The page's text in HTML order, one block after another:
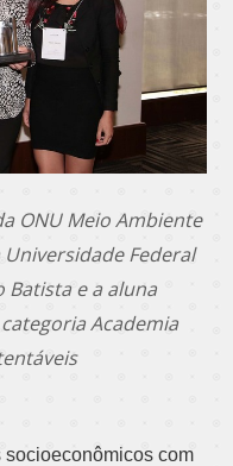
ONU Meio Ambiente
Federal
Batista e a aluna
Academia
socioeconômicos com